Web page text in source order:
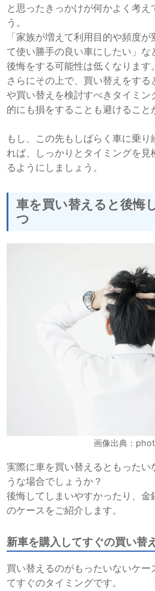
と思ったきっかけが何かよく考え
う。
「家族が増えて利用目的や頻度
て使い勝手の良い車にしたい」な
後悔をする可能性は低くなります。
さらにその上で、買い替えをする
や買い替えを検討すべきタイミン
的にも損をすることも避けること
もし、この先もしばらく車に乗
れば、しっかりとタイミングを
るようにしましょう。
車を買い替えると後悔
つ
画像出典：
実際に車を買い替えるともったい
うな場合でしょうか？
後悔してしまいやすかったり、
のケースをご紹介します。
新車を購入してすぐの買い替え
買い替えるのがもったいないケー
てすぐのタイミングです。